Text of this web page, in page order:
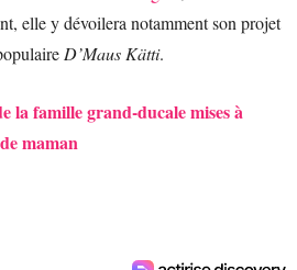
elle y dévoilera notamment son projet
D’Maus Kätti.
la famille grand-ducale mises à
maman